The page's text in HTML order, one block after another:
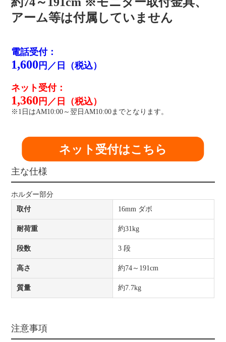
アーム等は付属していません
電話受付：
1,600 円／日（税込）
ネット受付：
1,360 円／日（税込）
※1日はAM10:00～翌日AM10:00までとなります。
ネット受付はこちら
主な仕様
ホルダー部分
取付
16mm ダボ
耐荷重 約31kg
段数 3 段
高さ 約74～191cm
質量 約7.7kg
注意事項